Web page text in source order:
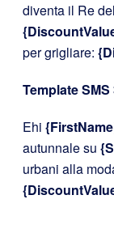
diventa il Re
per grigliare:
Template SMS
Ehi
autunnale su
urbani alla